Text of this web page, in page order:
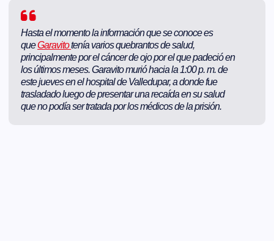
Hasta el momento la información que se conoce es
queGaravitotenía varios quebrantos de salud,
principalmente por el cáncer de ojo por el que padeció en
los últimos meses. Garavito murió hacia la 1:00 p. m. de
este jueves en el hospital de Valledupar, a donde fue
trasladado luego de presentar una recaída en su salud
que no podía ser tratada por los médicos de la prisión.